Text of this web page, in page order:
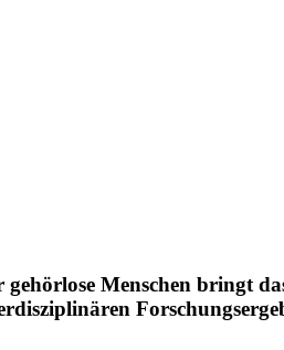
Menschen bringt